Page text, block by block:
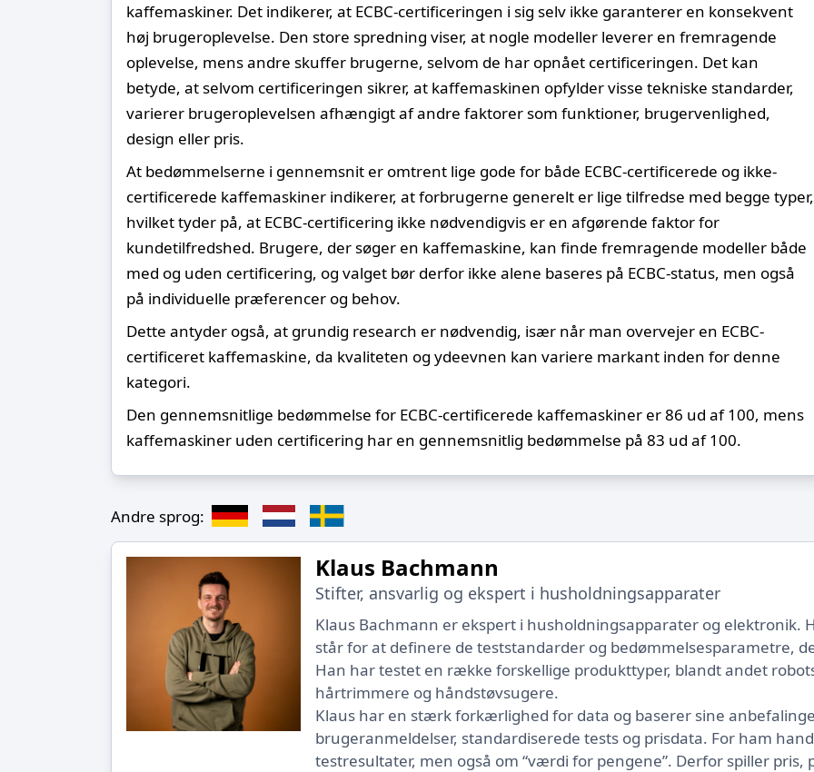
kaffemaskiner. Det indikerer, at ECBC-certificeringen i sig selv ikke garanterer en konsekvent
høj brugeroplevelse. Den store spredning viser, at nogle modeller leverer en fremragende
oplevelse, mens andre skuffer brugerne, selvom de har opnået certificeringen. Det kan
betyde, at selvom certificeringen sikrer, at kaffemaskinen opfylder visse tekniske standarder,
varierer brugeroplevelsen afhængigt af andre faktorer som funktioner, brugervenlighed,
design eller pris.
At bedømmelserne i gennemsnit er omtrent lige gode for både ECBC-certificerede og ikke-
certificerede kaffemaskiner indikerer, at forbrugerne generelt er lige tilfredse med begge typer,
hvilket tyder på, at ECBC-certificering ikke nødvendigvis er en afgørende faktor for
kundetilfredshed. Brugere, der søger en kaffemaskine, kan finde fremragende modeller både
med og uden certificering, og valget bør derfor ikke alene baseres på ECBC-status, men også
på individuelle præferencer og behov.
Dette antyder også, at grundig research er nødvendig, især når man overvejer en ECBC-
certificeret kaffemaskine, da kvaliteten og ydeevnen kan variere markant inden for denne
kategori.
Den gennemsnitlige bedømmelse for ECBC-certificerede kaffemaskiner er 86 ud af 100, mens
kaffemaskiner uden certificering har en gennemsnitlig bedømmelse på 83 ud af 100.
Andre sprog:
Klaus Bachmann
Stifter, ansvarlig og ekspert i husholdningsapparater
Klaus Bachmann er ekspert i husholdningsapparater og elektronik.
står for at definere de teststandarder og bedømmelsesparametre,
Han har testet en række forskellige produkttyper, blandt andet
hårtrimmere og håndstøvsugere.
Klaus har en stærk forkærlighed for data og baserer sine
brugeranmeldelser, standardiserede tests og prisdata. For ham
testresultater, men også om “værdi for pengene”. Derfor spiller